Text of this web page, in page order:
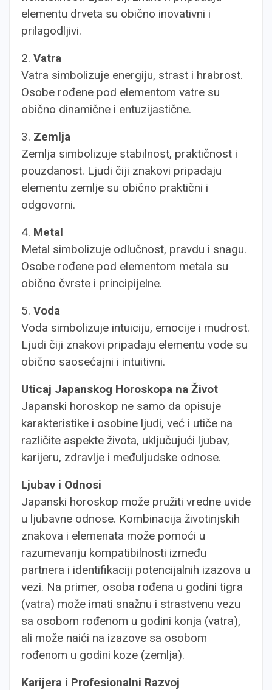
elementu drveta su obično inovativni i
prilagodljivi.
2. Vatra
Vatra simbolizuje energiju, strast i hrabrost.
Osobe rođene pod elementom vatre su
obično dinamične i entuzijastične.
3. Zemlja
Zemlja simbolizuje stabilnost, praktičnost i
pouzdanost. Ljudi čiji znakovi pripadaju
elementu zemlje su obično praktični i
odgovorni.
4. Metal
Metal simbolizuje odlučnost, pravdu i snagu.
Osobe rođene pod elementom metala su
obično čvrste i principijelne.
5. Voda
Voda simbolizuje intuiciju, emocije i mudrost.
Ljudi čiji znakovi pripadaju elementu vode su
obično saosećajni i intuitivni.
Uticaj Japanskog Horoskopa na Život
Japanski horoskop ne samo da opisuje
karakteristike i osobine ljudi, već i utiče na
različite aspekte života, uključujući ljubav,
karijeru, zdravlje i međuljudske odnose.
Ljubav i Odnosi
Japanski horoskop može pružiti vredne uvide
u ljubavne odnose. Kombinacija životinjskih
znakova i elemenata može pomoći u
razumevanju kompatibilnosti između
partnera i identifikaciji potencijalnih izazova u
vezi. Na primer, osoba rođena u godini tigra
(vatra) može imati snažnu i strastvenu vezu
sa osobom rođenom u godini konja (vatra),
ali može naići na izazove sa osobom
rođenom u godini koze (zemlja).
Karijera i Profesionalni Razvoj